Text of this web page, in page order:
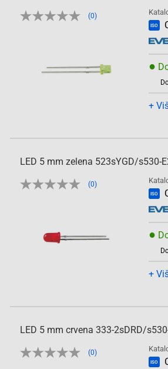
(0)
ISO
●
+
LED 5 mm zelena 523sYGD/s530-
(0)
ISO
●
+
LED 5 mm crvena 333-2sDRD/
(0)
ISO